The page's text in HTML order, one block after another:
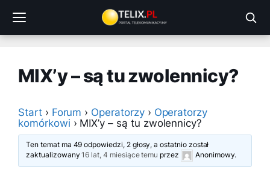
treści
MIX’y – są tu zwolennicy?
Start › Forum › Operatorzy › Operatorzy
komórkowi › MIX’y – są tu zwolennicy?
Ten temat ma 49 odpowiedzi, 2 głosy, a ostatnio został
zaktualizowany16 lat, 4 miesiące temu przez Anonimowy.